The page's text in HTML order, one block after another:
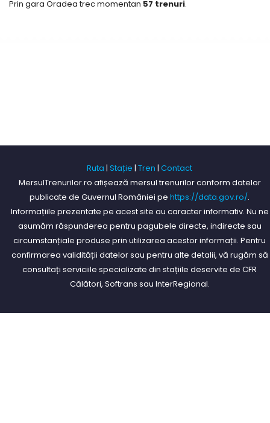
Prin gara Oradea trec momentan 57 trenuri.
Ruta | Stație | Tren | Contact
MersulTrenurilor.ro afișează mersul trenurilor conform datelor
publicate de Guvernul României pe https://data.gov.ro/.
Informațiile prezentate pe acest site au caracter informativ. Nu ne
asumăm răspunderea pentru pagubele directe, indirecte sau
circumstanțiale produse prin utilizarea acestor informații. Pentru
confirmarea validității datelor sau pentru alte detalii, vă rugăm să
consultați serviciile specializate din stațiile deservite de CFR
Călători, Softrans sau InterRegional.